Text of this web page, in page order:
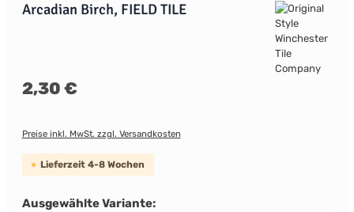
Arcadian Birch, FIELD TILE
Regulärer Preis:
2,30 €
Preise inkl. MwSt. zzgl. Versandkosten
Lieferzeit 4-8 Wochen
Ausgewählte Variante: